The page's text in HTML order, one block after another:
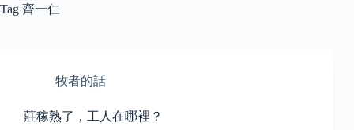
Tag 齊一仁
牧者的話
莊稼熟了，工人在哪裡？